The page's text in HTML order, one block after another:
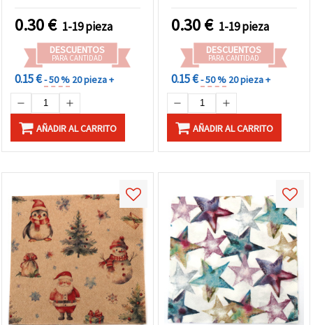
0.30€ 1-19 pieza
DESCUENTOS
PARA CANTIDAD
0.15 €- 50 % 20 pieza +
AÑADIR AL CARRITO
0.30€ 1-19 pieza
DESCUENTOS
PARA CANTIDAD
0.15 €- 50 % 20 pieza +
AÑADIR AL CARRITO